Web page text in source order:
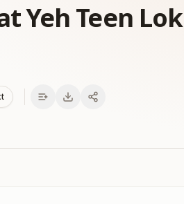
Yeh Teen Lok